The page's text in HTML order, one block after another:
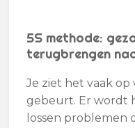
5S methode:
terugbrengen
Je ziet het vaak
gebeurt. Er wordt
lossen problemen